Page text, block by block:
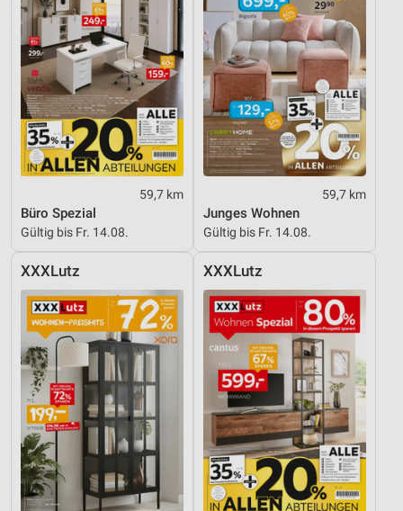
59,7 km
Büro Spezial
Gültig bis Fr. 14.08.
59,7 km
Junges Wohnen
Gültig bis Fr. 14.08.
XXXLutz XXXLutz